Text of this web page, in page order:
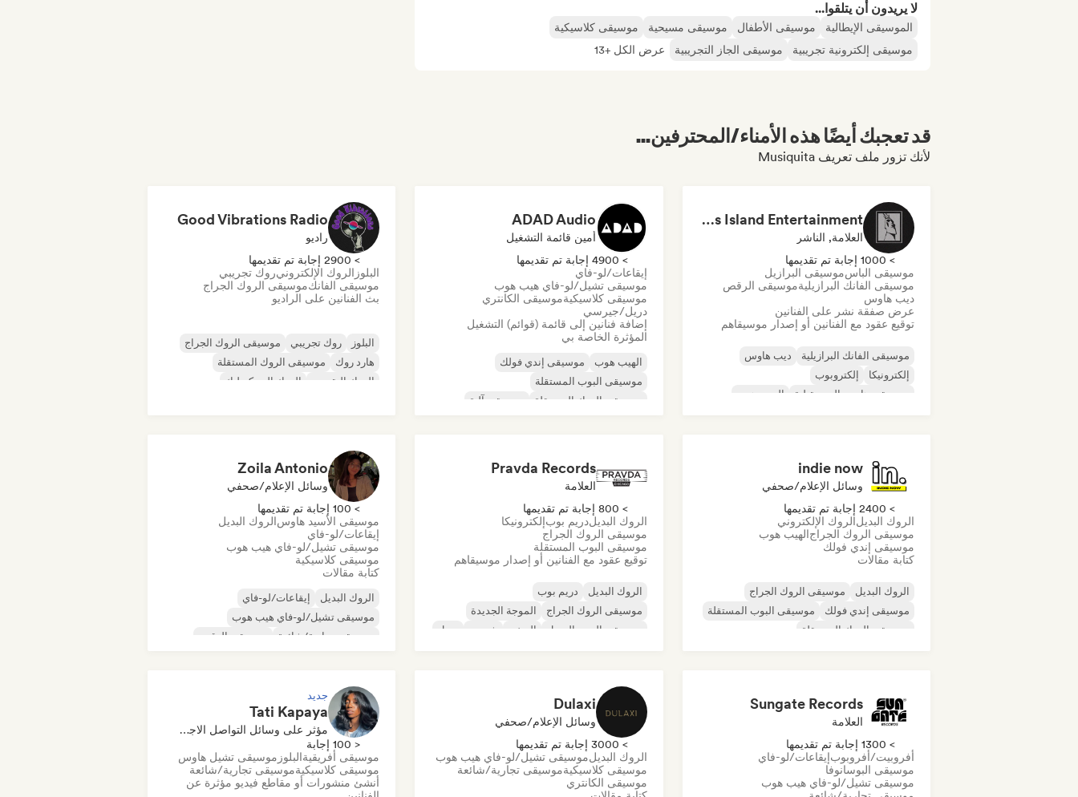
لا يريدون أن يتلقوا...
الموسيقى الإيطالية موسيقى الأطفال موسيقى مسيحية
موسيقى كلاسيكية
موسيقى إلكترونية تجريبية
موسيقى الجاز التجريبية عرض الكل +13
قد تعجبك أيضًا هذه الأمناء/المحترفين...
لأنك تزور ملف تعريف Musiquita
Dreamers Island Entertainment
العلامة, الناشر
> 1000 إجابة تم تقديمها
موسيقى الباسموسيقى البرازيل
موسيقى الفانك البرازيليةموسيقى الرقص
ديب هاوس
عرض صفقة نشر على الفنانين
توقيع عقود مع الفنانين أو إصدار موسيقاهم
موسيقى الفانك البرازيلية
ديب هاوس
إلكترونيكا
إلكتروبوب
موسيقى هاوس المستقبلية
الهيب هوب
ADAD Audio
أمين قائمة التشغيل
> 4900 إجابة تم تقديمها
إيقاعات/لو-فاي
موسيقى تشيل/لو-فاي هيب هوب
موسيقى كلاسيكيةموسيقى الكانتري
دريل/جيرسي
إضافة فنانين إلى قائمة (قوائم) التشغيل
المؤثرة الخاصة بي
الهيب هوب
موسيقى إندي فولك
موسيقى البوب المستقلة
موسيقى الروك المستقلة
موسيقى آلية
Good Vibrations Radio
راديو
> 2900 إجابة تم تقديمها
البلوز الروك الإلكترونيروك تجريبي
موسيقى الفانكموسيقى الروك الجراج
بث الفنانين على الراديو
البلوز روك تجريبي
موسيقى الروك الجراج
هارد روك
موسيقى الروك المستقلة
الروك التقدمي
الروك السيكديليك
indie now
وسائل الإعلام/صحفي
> 2400 إجابة تم تقديمها
الروك البديلالروك الإلكتروني
موسيقى الروك الجراجالهيب هوب
موسيقى إندي فولك
كتابة مقالات
الروك البديل
موسيقى الروك الجراج
موسيقى إندي فولك
موسيقى البوب المستقلة
موسيقى الروك المستقلة
Pravda Records
العلامة
> 800 إجابة تم تقديمها
الروك البديلدريم بوبإلكترونيكا
موسيقى الروك الجراج
موسيقى البوب المستقلة
توقيع عقود مع الفنانين أو إصدار موسيقاهم
الروك البديل
دريم بوب
موسيقى الروك الجراج
الموجة الجديدة
موسيقى البوب السول
الريغي شوجيز سول
Zoila Antonio
وسائل الإعلام/صحفي
> 100 إجابة تم تقديمها
موسيقى الأسيد هاوسالروك البديل
إيقاعات/لو-فاي
موسيقى تشيل/لو-فاي هيب هوب
موسيقى كلاسيكية
كتابة مقالات
الروك البديل
إيقاعات/لو-فاي
موسيقى تشيل/لو-فاي هيب هوب
موسيقى تجارية/شائعة
موسيقى الرقص
Sungate Records
العلامة
> 1300 إجابة تم تقديمها
أفروبيت/أفروبوبإيقاعات/لو-فاي
موسيقى البوسانوفا
موسيقى تشيل/لو-فاي هيب هوب
Dulaxi
وسائل الإعلام/صحفي
> 3000 إجابة تم تقديمها
الروك البديلموسيقى تشيل/لو-فاي هيب هوب
موسيقى كلاسيكيةموسيقى تجارية/شائعة
موسيقى الكانتري
جديد
Tati Kapaya
مؤثر على وسائل التواصل الاجتماعي
< 100 إجابة
موسيقى أفريقيةالبلوز موسيقى تشيل هاوس
موسيقى كلاسيكيةموسيقى تجارية/شائعة
أنشئ منشورات أو مقاطع فيديو مؤثرة عن